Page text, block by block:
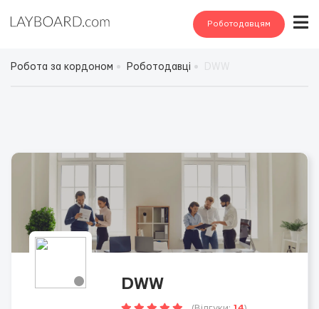
Роботодавцям
Робота за кордоном Роботодавці
DWW